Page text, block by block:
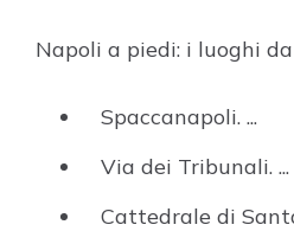
Napoli a piedi: i luoghi
Spaccanapoli. ...
Via dei Tribunali. ...
Cattedrale di